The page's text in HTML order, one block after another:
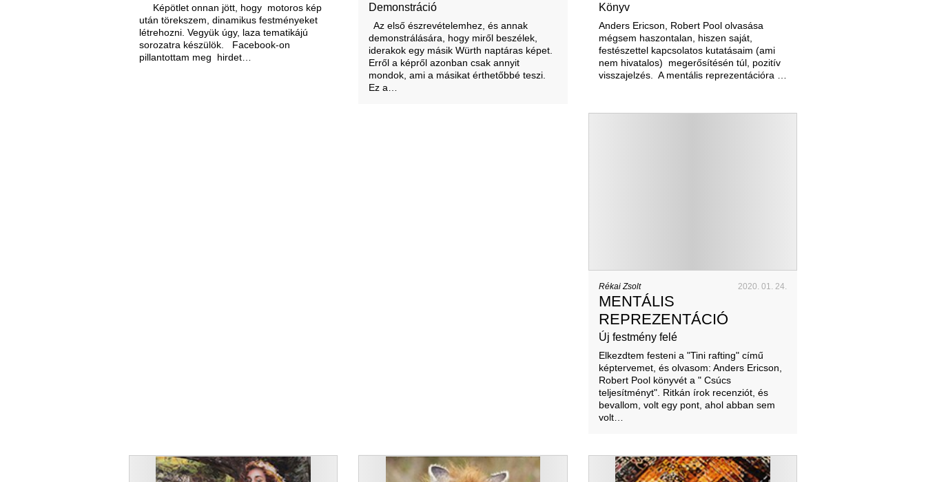
Képötlet onnan jött, hogy motoros kép
után törekszem, dinamikus festményeket
létrehozni. Vegyük úgy, laza tematikájú
sorozatra készülök. Facebook-on
pillantottam meg hirdet…
Demonstráció
Az első észrevételemhez, és annak
demonstrálására, hogy miről beszélek,
iderakok egy másik Würth naptáras képet.
Erről a képről azonban csak annyit
mondok, ami a másikat érthetőbbé teszi.
Ez a…
Könyv
Anders Ericson, Robert Pool olvasása
mégsem haszontalan, hiszen saját,
festészettel kapcsolatos kutatásaim (ami
nem hivatalos) megerősítésén túl, pozitív
visszajelzés. A mentális reprezentációra …
Rékai Zsolt 2020. 01. 24.
MENTÁLIS
REPREZENTÁCIÓ
Új festmény felé
Elkezdtem festeni a "Tini rafting" című
képtervemet, és olvasom: Anders Ericson,
Robert Pool könyvét a " Csúcs
teljesítményt". Ritkán írok recenziót, és
bevallom, volt egy pont, ahol abban sem
volt…